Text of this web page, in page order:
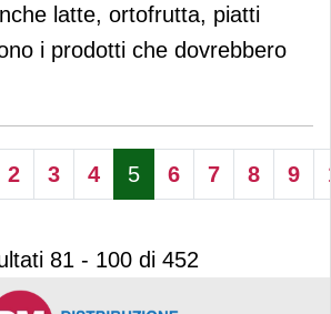
latte, ortofrutta, piatti
i prodotti che dovrebbero
2 3 4 5 6 7 8 9
81 - 100 di 452